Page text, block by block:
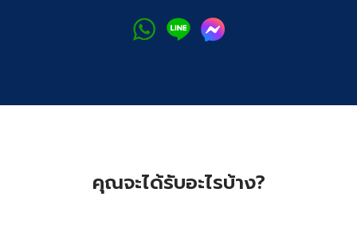
คุณจะได้รับอะไรบ้าง?